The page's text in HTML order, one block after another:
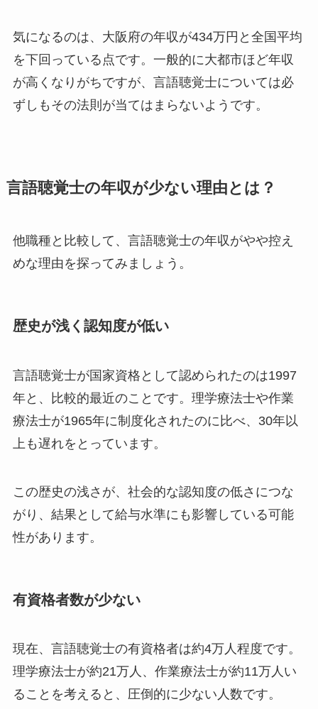
気になるのは、大阪府の年収が434万円と全国平均
を下回っている点です。一般的に大都市ほど年収
が高くなりがちですが、言語聴覚士については必
ずしもその法則が当てはまらないようです。
言語聴覚士の年収が少ない理由とは？
他職種と比較して、言語聴覚士の年収がやや控え
めな理由を探ってみましょう。
歴史が浅く認知度が低い
言語聴覚士が国家資格として認められたのは1997
年と、比較的最近のことです。理学療法士や作業
療法士が1965年に制度化されたのに比べ、30年以
上も遅れをとっています。
この歴史の浅さが、社会的な認知度の低さにつな
がり、結果として給与水準にも影響している可能
性があります。
有資格者数が少ない
現在、言語聴覚士の有資格者は約4万人程度です。
理学療法士が約21万人、作業療法士が約11万人い
ることを考えると、圧倒的に少ない人数です。